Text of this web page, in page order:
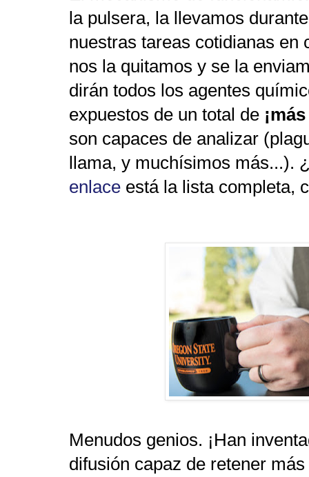
la pulsera, la llevamos
nuestras tareas cotidianas en
nos la quitamos y se la
dirán todos los agentes
expuestos de un total de
son capaces de analizar
llama, y muchísimos más...).
enlace está la lista completa,
Menudos genios. ¡Han
difusión capaz de retener